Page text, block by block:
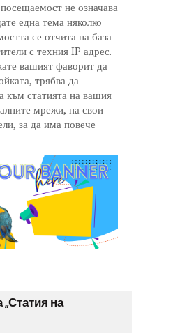
не означава
една тема няколко
се отчита на база
с техния IP адрес.
вашият фаворит да
трябва да
към статията на вашия
мрежи, на свои
за да има повече
„Статия на